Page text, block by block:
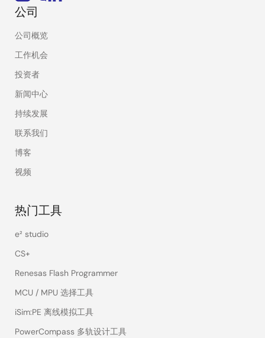
公司
公司概览
工作机会
投资者
新闻中心
持续发展
联系我们
博客
视频
热门工具
e² studio
CS+
Renesas Flash Programmer
MCU / MPU 选择工具
iSim:PE 离线模拟工具
PowerCompass 多轨设计工具